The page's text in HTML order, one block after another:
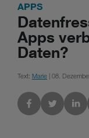
APPS
Apps
Daten?
Text: Marie | 08.
Link des Blogs